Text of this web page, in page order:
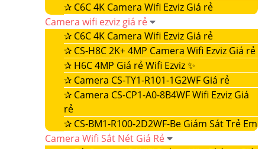
✰ C6C 4K Camera Wifi Ezviz Giá rẻ
Camera wifi ezviz giá rẻ
✰ C6C 4K Camera Wifi Ezviz Giá rẻ
✰ CS-H8C 2K+ 4MP Camera Wifi Ezviz Giá rẻ
✰ H6C 4MP Giá rẻ Wifi Ezviz ✨
✰ Camera CS-TY1-R101-1G2WF Giá rẻ
✰ Camera CS-CP1-A0-8B4WF Wifi Ezviz Giá
rẻ
✰ CS-BM1-R100-2D2WF-Be Giám Sát Trẻ Em
Camera Wifi Sắt Nét Giá Rẻ